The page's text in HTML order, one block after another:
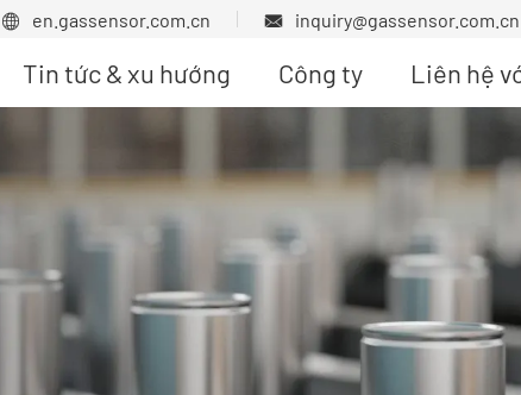
 en.gassensor.com.cn  inquiry@gassensor.com.cn
Tin tức & xu hướng Công ty Liên hệ